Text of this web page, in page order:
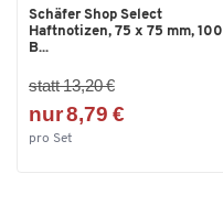
Schäfer Shop Select
Haftnotizen, 75 x 75 mm, 100
B...
statt 13,20 €
nur 8,79 €
pro Set